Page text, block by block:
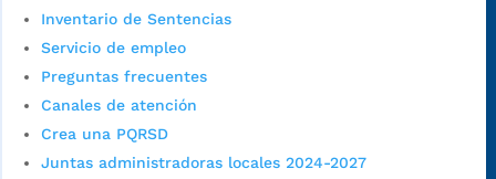
Inventario de Sentencias
Servicio de empleo
Preguntas frecuentes
Canales de atención
Crea una PQRSD
Juntas administradoras locales 2024-2027